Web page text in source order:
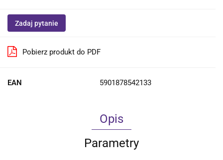
Zadaj pytanie
Pobierz produkt do PDF
EAN 5901878542133
Opis
Parametry